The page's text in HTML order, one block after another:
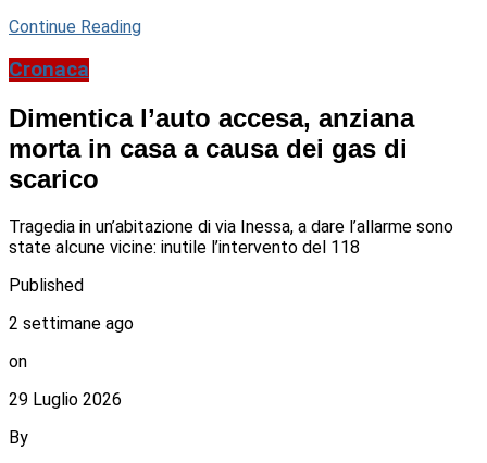
Continue Reading
Cronaca
Dimentica l’auto accesa, anziana
morta in casa a causa dei gas di
scarico
Tragedia in un’abitazione di via Inessa, a dare l’allarme sono
state alcune vicine: inutile l’intervento del 118
Published
2 settimane ago
on
29 Luglio 2026
By